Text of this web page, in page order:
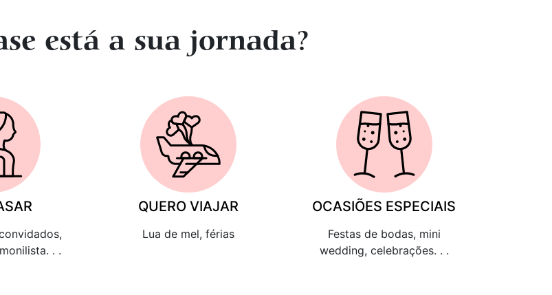
está a sua jornada?
. .
QUERO VIAJAR
Lua de mel, férias
OCASIÕES ESPECIAIS
Festas de bodas, mini
wedding, celebrações. . .